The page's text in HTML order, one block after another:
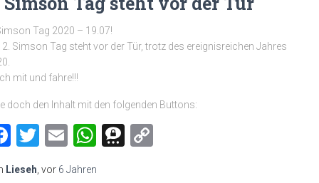
Tag 2020 – 19.07!
2. Simson Tag steht vor der Tür, trotz des ereignisreichen Jahres
mit und fahre!!!
doch den Inhalt mit den folgenden Buttons:
Facebook
Twitter
EmailWhatsApp
Threema
Lieseh , vor 6 Jahren